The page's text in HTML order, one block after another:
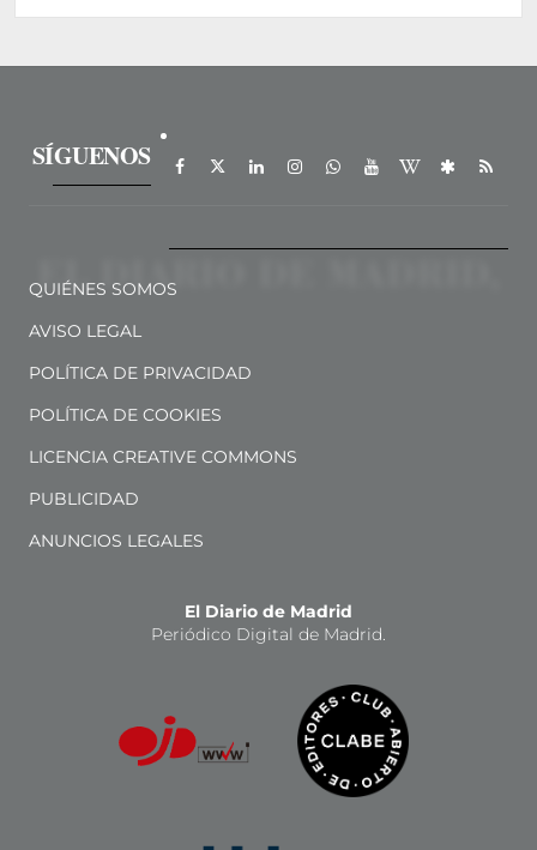
SÍGUENOS
QUIÉNES SOMOS
AVISO LEGAL
POLÍTICA DE PRIVACIDAD
POLÍTICA DE COOKIES
LICENCIA CREATIVE COMMONS
PUBLICIDAD
ANUNCIOS LEGALES
El Diario de Madrid
Periódico Digital de Madrid.